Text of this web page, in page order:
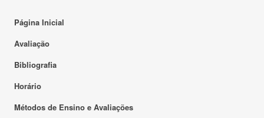
Página Inicial
Avaliação
Bibliografia
Horário
Métodos de Ensino e Avaliações